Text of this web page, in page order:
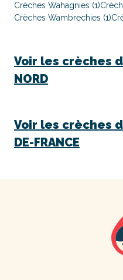
Crèches Wahagnies (1)
Crèches Wambrechies (1)
Voir les crèches
NORD
Voir les crèches
DE-FRANCE